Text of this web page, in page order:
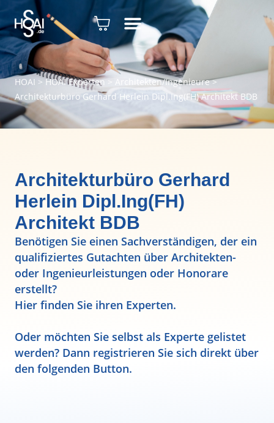
HOAI > HOAI Experten> Architekten/Ingenieure>
Architekturbüro Gerhard Herlein Dipl.Ing(FH) Architekt BDB
Architekturbüro Gerhard
Herlein Dipl.Ing(FH)
Architekt BDB
Benötigen Sie einen Sachverständigen, der ein
qualifiziertes Gutachten über Architekten-
oder Ingenieurleistungen oder Honorare
erstellt?
Hier finden Sie ihren Experten.
Oder möchten Sie selbst als Experte gelistet
werden? Dann registrieren Sie sich direkt über
den folgenden Button.